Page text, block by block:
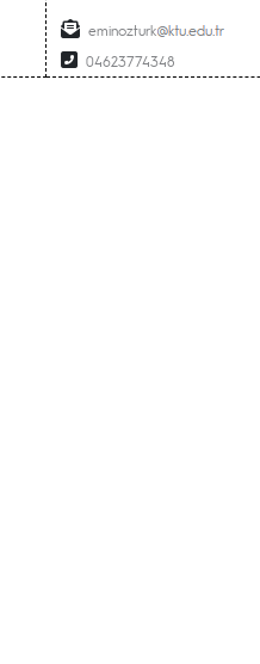
eminozturk
04623774348